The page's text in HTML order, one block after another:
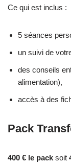
Ce qui est inclus :
5 séances
un suivi de
des conseils
alimentation),
accès à des
Pack
400 € le pack soit